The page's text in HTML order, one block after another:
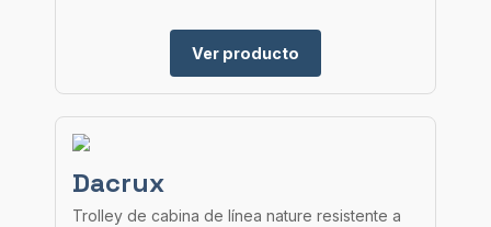
Ver producto
Dacrux
Trolley de cabina de línea nature resistente a